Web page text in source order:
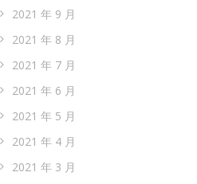
2021 年 9 月
2021 年 8 月
2021 年 7 月
2021 年 6 月
2021 年 5 月
2021 年 4 月
2021 年 3 月